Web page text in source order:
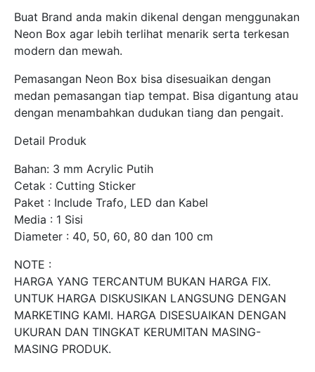
Buat Brand anda makin dikenal dengan menggunakan
Neon Box agar lebih terlihat menarik serta terkesan
modern dan mewah.
Pemasangan Neon Box bisa disesuaikan dengan
medan pemasangan tiap tempat. Bisa digantung atau
dengan menambahkan dudukan tiang dan pengait.
Detail Produk
Bahan: 3 mm Acrylic Putih
Cetak : Cutting Sticker
Paket : Include Trafo, LED dan Kabel
Media : 1 Sisi
Diameter : 40, 50, 60, 80 dan 100 cm
NOTE :
HARGA YANG TERCANTUM BUKAN HARGA FIX.
UNTUK HARGA DISKUSIKAN LANGSUNG DENGAN
MARKETING KAMI. HARGA DISESUAIKAN DENGAN
UKURAN DAN TINGKAT KERUMITAN MASING-
MASING PRODUK.